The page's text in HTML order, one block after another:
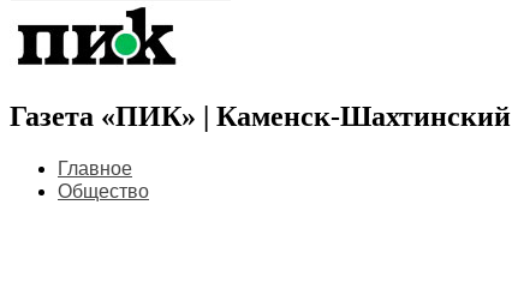
Газета «ПИК» | Каменск-Шахтинский
Главное
Общество